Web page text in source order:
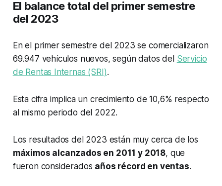
El balance total del primer semestre
del 2023
En el primer semestre del 2023 se comercializaron
69.947 vehículos nuevos, según datos del Servicio
de Rentas Internas (SRI).
Esta cifra implica un crecimiento de 10,6% respecto
al mismo periodo del 2022.
Los resultados del 2023 están muy cerca de los
máximos alcanzados en 2011 y 2018, que
fueron considerados años récord en ventas.